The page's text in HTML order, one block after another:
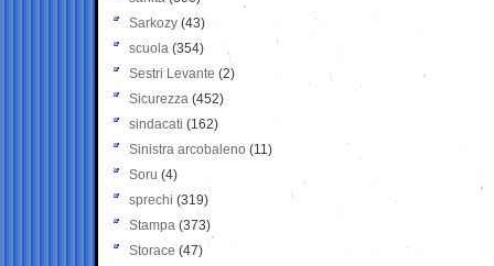
Sarkozy (43)
scuola (354)
Sestri Levante (2)
Sicurezza (452)
sindacati (162)
Sinistra arcobaleno (11)
Soru (4)
sprechi (319)
Stampa (373)
Storace (47)